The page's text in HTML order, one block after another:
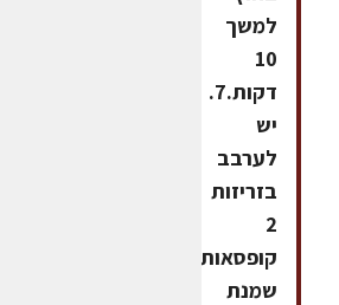
למשך
10
דקות.7.
יש
לערבב
בזריזות
2
קופסאות
שמנת